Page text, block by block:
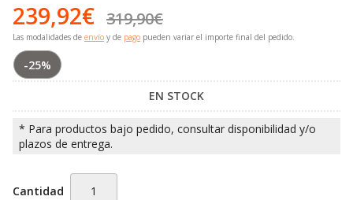
239,92€ 319,90€
Las modalidades de envío y de pago pueden variar el importe final del pedido.
-25%
EN STOCK
Cantidad